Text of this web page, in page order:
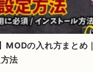
MODの入れ方まとめ｜
法